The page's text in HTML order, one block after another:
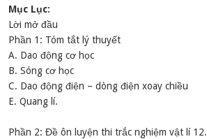
Mục Lục:
Lời mở đầu
Phần 1: Tóm tắt lý thuyết
A. Dao động cơ học
B. Sóng cơ học
C. Dao động điện – dòng điện xoay chiều
E. Quang lí.
Phần 2: Đề ôn luyện thi trắc nghiệm vật lí 12.